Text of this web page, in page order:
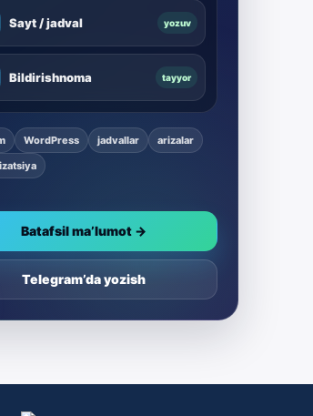
Sayt / jadval yozuv
Bildirishnoma tayyor
WordPress jadvallar
arizalar
Batafsil ma’lumot →
Telegram’da yozish